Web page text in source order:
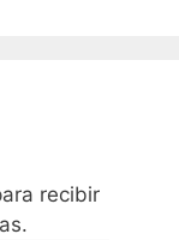
recibir